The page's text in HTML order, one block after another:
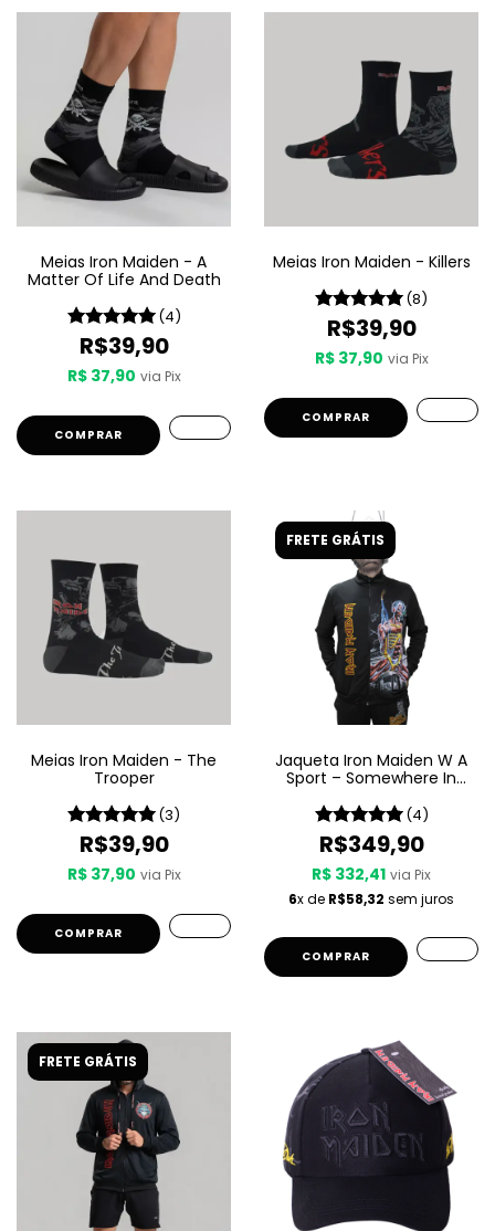
Meias Iron Maiden - A
Matter Of Life And Death
(4)
R$39,90
R$ 37,90 via Pix
COMPRAR
Meias Iron Maiden - Killers
(8)
R$39,90
R$ 37,90 via Pix
COMPRAR
Meias Iron Maiden - The
Trooper
(3)
R$39,90
R$ 37,90 via Pix
COMPRAR
FRETE GRÁTIS
Jaqueta Iron Maiden W A
Sport – Somewhere In
(4)
R$349,90
R$ 332,41 via Pix
6x de R$58,32 sem juros
COMPRAR
FRETE GRÁTIS